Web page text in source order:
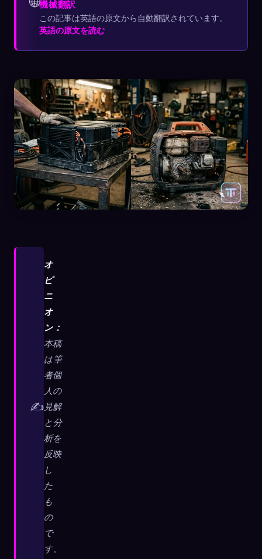
機械翻訳
この記事は英語の原文から自動翻訳されています。
英語の原文を読む
✍️
オ
ピ
ニ
オ
ン：
本稿
は筆
者個
人の
見解
と分
析を
反映
し
た
も
の
で
す。
🧬Xeno Database
収集済み:
すべてのデバイスでコレクションを保存